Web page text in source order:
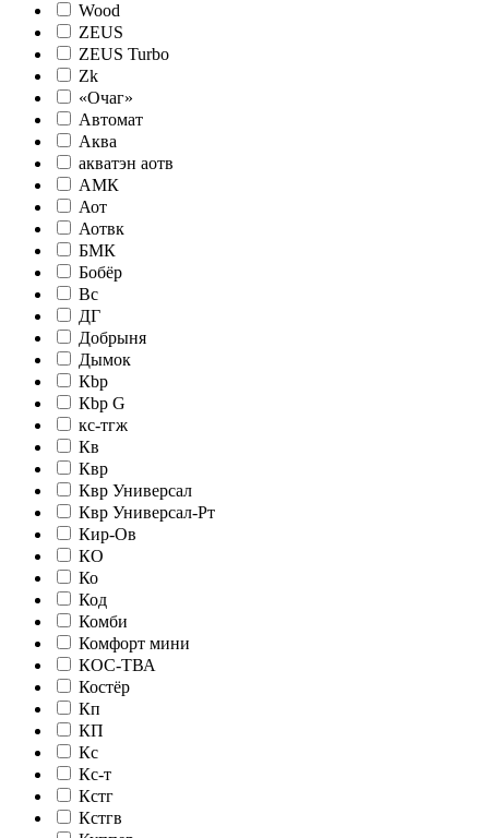
Wood
ZEUS
ZEUS Turbo
Zk
«Очаг»
Автомат
Аква
акватэн аотв
АМК
Аот
Аотвк
БМК
Бобёр
Вс
ДГ
Добрыня
Дымок
Кbр
Кbр G
кc-тгж
Кв
Квр
Квр Универсал
Квр Универсал-Рт
Кир-Ов
КО
Ко
Код
Комби
Комфорт мини
КОС-ТВА
Костёр
Кп
КП
Кс
Кс-т
Кстг
Кстгв